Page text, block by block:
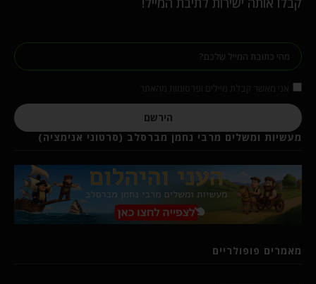
הירשם
מעשיות ומשלים מרבי נחמן מברסלב (סרטוני אנימציה)
מאמרים פופולריים